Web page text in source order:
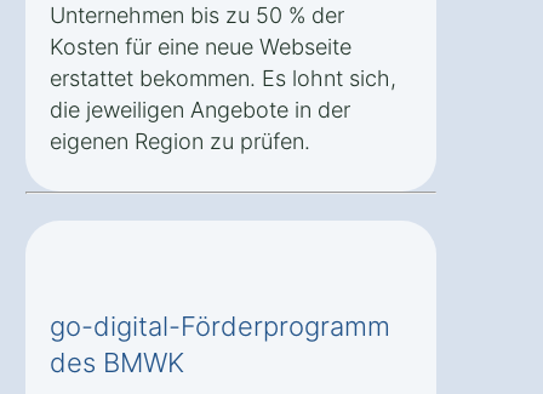
Unternehmen bis zu 50 % der
Kosten für eine neue Webseite
erstattet bekommen. Es lohnt sich,
die jeweiligen Angebote in der
eigenen Region zu prüfen.
go-digital-Förderprogramm
des BMWK